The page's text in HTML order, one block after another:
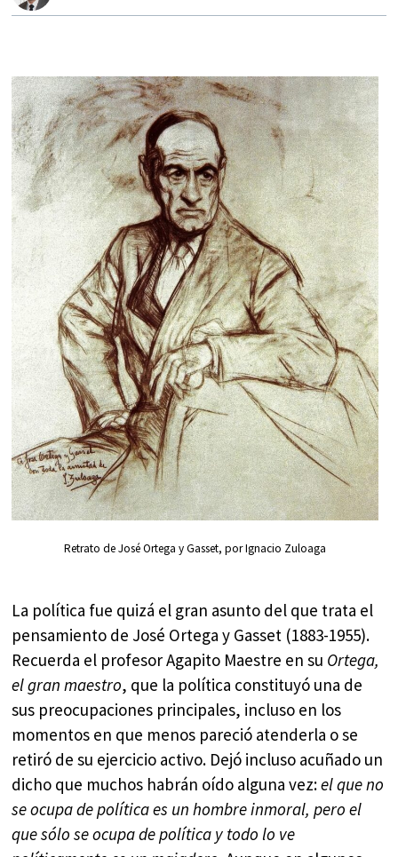
Retrato de José Ortega y Gasset, por Ignacio Zuloaga
La política fue quizá el gran asunto del que trata el
pensamiento de José Ortega y Gasset (1883-1955).
Recuerda el profesor Agapito Maestre en su Ortega,
el gran maestro, que la política constituyó una de
sus preocupaciones principales, incluso en los
momentos en que menos pareció atenderla o se
retiró de su ejercicio activo. Dejó incluso acuñado un
dicho que muchos habrán oído alguna vez:el que no
se ocupa de política es un hombre inmoral, pero el
que sólo se ocupa de política y todo lo ve